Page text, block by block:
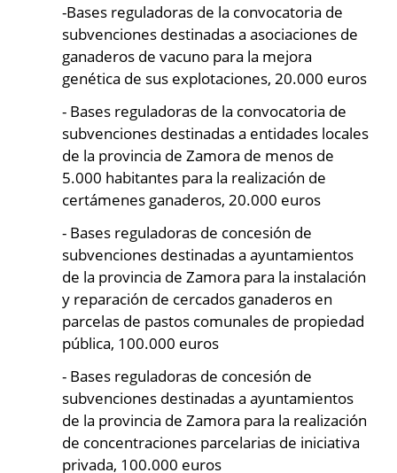
-Bases reguladoras de la convocatoria de
subvenciones destinadas a asociaciones de
ganaderos de vacuno para la mejora
genética de sus explotaciones, 20.000 euros
- Bases reguladoras de la convocatoria de
subvenciones destinadas a entidades locales
de la provincia de Zamora de menos de
5.000 habitantes para la realización de
certámenes ganaderos, 20.000 euros
- Bases reguladoras de concesión de
subvenciones destinadas a ayuntamientos
de la provincia de Zamora para la instalación
y reparación de cercados ganaderos en
parcelas de pastos comunales de propiedad
pública, 100.000 euros
- Bases reguladoras de concesión de
subvenciones destinadas a ayuntamientos
de la provincia de Zamora para la realización
de concentraciones parcelarias de iniciativa
privada, 100.000 euros